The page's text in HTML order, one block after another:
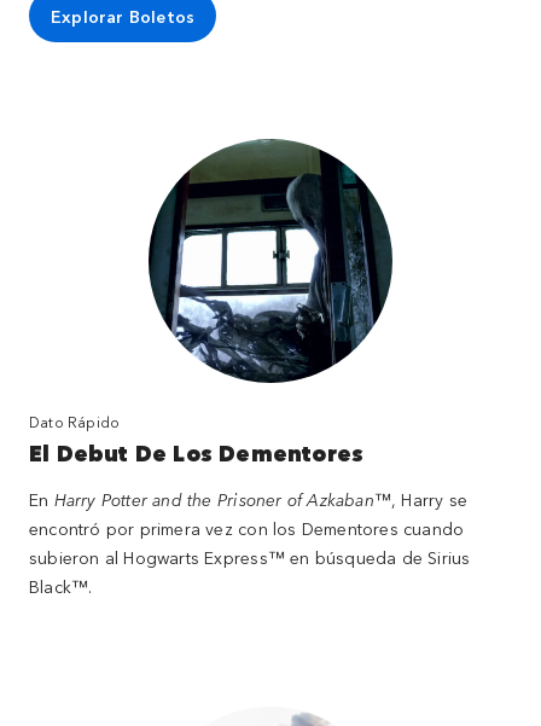
Explorar Boletos
Dato Rápido
El Debut De Los Dementores
En Harry Potter and the Prisoner of Azkaban™, Harry se
encontró por primera vez con los Dementores cuando
subieron al Hogwarts Express™ en búsqueda de Sirius
Black™.